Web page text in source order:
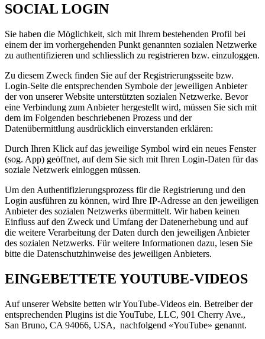
SOCIAL LOGIN
Sie haben die Möglichkeit, sich mit Ihrem bestehenden Profil bei
einem der im vorhergehenden Punkt genannten sozialen Netzwerke
zu authentifizieren und schliesslich zu registrieren bzw. einzuloggen.
Zu diesem Zweck finden Sie auf der Registrierungsseite bzw.
Login-Seite die entsprechenden Symbole der jeweiligen Anbieter
der von unserer Website unterstützten sozialen Netzwerke. Bevor
eine Verbindung zum Anbieter hergestellt wird, müssen Sie sich mit
dem im Folgenden beschriebenen Prozess und der
Datenübermittlung ausdrücklich einverstanden erklären:
Durch Ihren Klick auf das jeweilige Symbol wird ein neues Fenster
(sog. App) geöffnet, auf dem Sie sich mit Ihren Login-Daten für das
soziale Netzwerk einloggen müssen.
Um den Authentifizierungsprozess für die Registrierung und den
Login ausführen zu können, wird Ihre IP-Adresse an den jeweiligen
Anbieter des sozialen Netzwerks übermittelt. Wir haben keinen
Einfluss auf den Zweck und Umfang der Datenerhebung und auf
die weitere Verarbeitung der Daten durch den jeweiligen Anbieter
des sozialen Netzwerks. Für weitere Informationen dazu, lesen Sie
bitte die Datenschutzhinweise des jeweiligen Anbieters.
EINGEBETTETE YOUTUBE-VIDEOS
Auf unserer Website betten wir YouTube-Videos ein. Betreiber der
entsprechenden Plugins ist die YouTube, LLC, 901 Cherry Ave.,
San Bruno, CA 94066, USA, nachfolgend «YouTube» genannt.